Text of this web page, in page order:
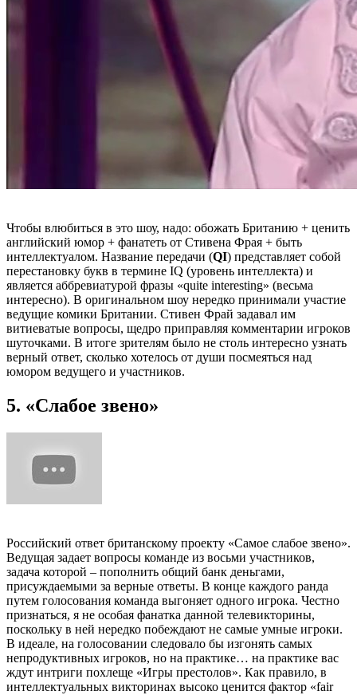
Чтобы влюбиться в это шоу, надо: обожать Британию + ценить
английский юмор + фанатеть от Стивена Фрая + быть
интеллектуалом. Название передачи (QI) представляет собой
перестановку букв в термине IQ (уровень интеллекта) и
является аббревиатурой фразы «quite interesting» (весьма
интересно). В оригинальном шоу нередко принимали участие
ведущие комики Британии. Стивен Фрай задавал им
витиеватые вопросы, щедро приправляя комментарии игроков
шуточками. В итоге зрителям было не столь интересно узнать
верный ответ, сколько хотелось от души посмеяться над
юмором ведущего и участников.
5. «Слабое звено»
Российский ответ британскому проекту «Самое слабое звено».
Ведущая задает вопросы команде из восьми участников,
задача которой – пополнить общий банк деньгами,
присуждаемыми за верные ответы. В конце каждого ранда
путем голосования команда выгоняет одного игрока. Честно
признаться, я не особая фанатка данной телевикторины,
поскольку в ней нередко побеждают не самые умные игроки.
В идеале, на голосовании следовало бы изгонять самых
непродуктивных игроков, но на практике… на практике вас
ждут интриги похлеще «Игры престолов». Как правило, в
интеллектуальных викторинах высоко ценится фактор «fair